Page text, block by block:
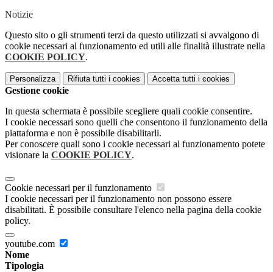
Notizie
Questo sito o gli strumenti terzi da questo utilizzati si avvalgono di
cookie necessari al funzionamento ed utili alle finalità illustrate nella
COOKIE POLICY.
Personalizza Rifiuta tutti i cookies Accetta tutti i cookies
Gestione cookie
In questa schermata è possibile scegliere quali cookie consentire.
I cookie necessari sono quelli che consentono il funzionamento della
piattaforma e non è possibile disabilitarli.
Per conoscere quali sono i cookie necessari al funzionamento potete
visionare la COOKIE POLICY.
Cookie necessari per il funzionamento
I cookie necessari per il funzionamento non possono essere
disabilitati. È possibile consultare l'elenco nella pagina della cookie
policy.
youtube.com
Nome
Tipologia